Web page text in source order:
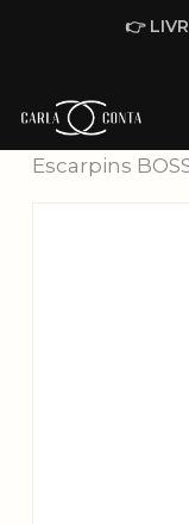
content
👉
Accueil
Escarpins